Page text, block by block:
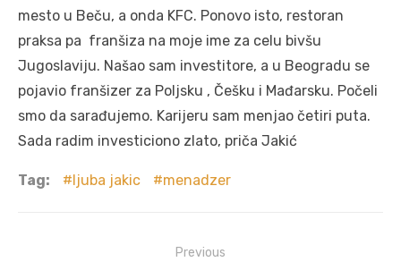
mesto u Beču, a onda KFC. Ponovo isto, restoran
praksa pa franšiza na moje ime za celu bivšu
Jugoslaviju. Našao sam investitore, a u Beogradu se
pojavio franšizer za Poljsku , Češku i Mađarsku. Počeli
smo da sarađujemo. Karijeru sam menjao četiri puta.
Sada radim investiciono zlato, priča Jakić
Tag: ljuba jakic menadzer
Previous